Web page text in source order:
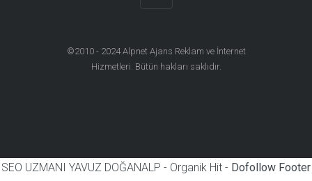
©2010 - 2024Alpnet Ajans Reklam ve İnternet
Hizmetleri . Bütün hakları saklıdır.
SEO UZMANI YAVUZ DOĞANALP - Organik Hit - Dofollow Footer